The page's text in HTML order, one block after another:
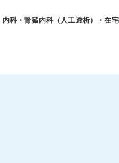
内科・腎臓内科（人工透析）・在